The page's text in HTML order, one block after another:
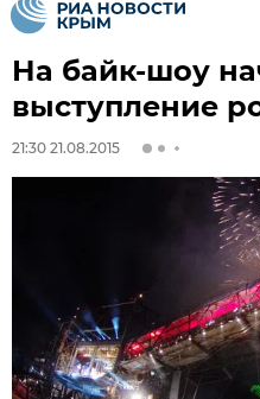
На байк-шоу
выступление
21:30 21.08.2015